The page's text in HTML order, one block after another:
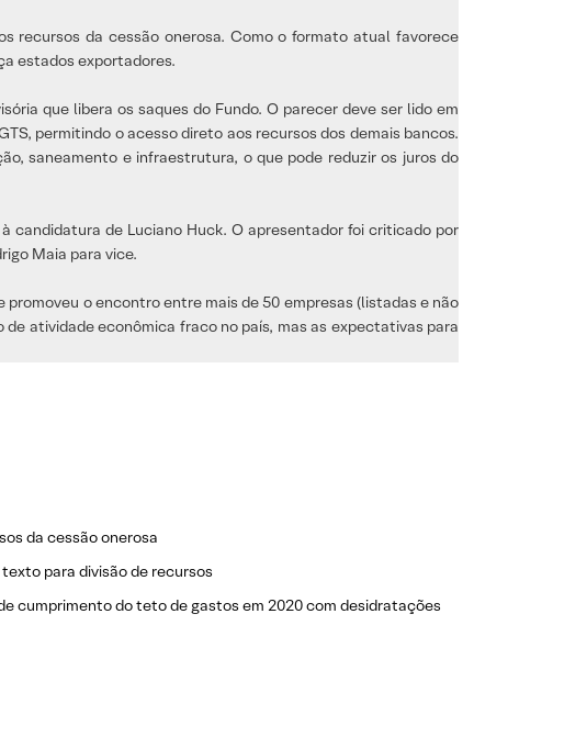
recursos da cessão onerosa. Como o formato atual favorece
estados exportadores.
que libera os saques do Fundo. O parecer deve ser lido em
permitindo o acesso direto aos recursos dos demais bancos.
saneamento e infraestrutura, o que pode reduzir os juros do
candidatura de Luciano Huck. O apresentador foi criticado por
Maia para vice.
promoveu o encontro entre mais de 50 empresas (listadas e não
atividade econômica fraco no país, mas as expectativas para
da cessão onerosa
para divisão de recursos
cumprimento do teto de gastos em 2020 com desidratações